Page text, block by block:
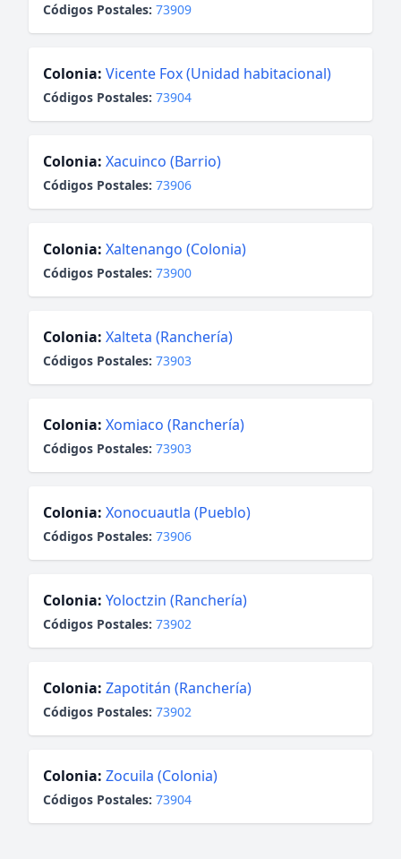
Códigos Postales: 73909
Colonia: Vicente Fox (Unidad habitacional)
Códigos Postales: 73904
Colonia: Xacuinco (Barrio)
Códigos Postales: 73906
Colonia: Xaltenango (Colonia)
Códigos Postales: 73900
Colonia: Xalteta (Ranchería)
Códigos Postales: 73903
Colonia: Xomiaco (Ranchería)
Códigos Postales: 73903
Colonia: Xonocuautla (Pueblo)
Códigos Postales: 73906
Colonia: Yoloctzin (Ranchería)
Códigos Postales: 73902
Colonia: Zapotitán (Ranchería)
Códigos Postales: 73902
Colonia: Zocuila (Colonia)
Códigos Postales: 73904